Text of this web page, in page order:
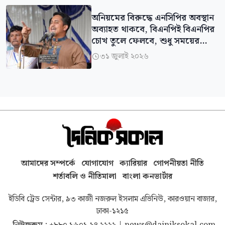
অনিয়মের বিরুদ্ধে এনসিপির অবস্থান
অব্যাহত থাকবে, বিএনপিই বিএনপির
চোখ তুলে ফেলবে, শুধু সময়ের
অপেক্ষা: সারজিস আলম
৩১ জুলাই ২০২৬
আমাদের সম্পর্কে যোগাযোগ ক্যারিয়ার গোপনীয়তা নীতি
শর্তাবলি ও নীতিমালা বাংলা কনভার্টার
ইডিবি ট্রেড সেন্টার, ৯৩ কাজী নজরুল ইসলাম এভিনিউ, কারওয়ান বাজার,
ঢাকা-১২১৫